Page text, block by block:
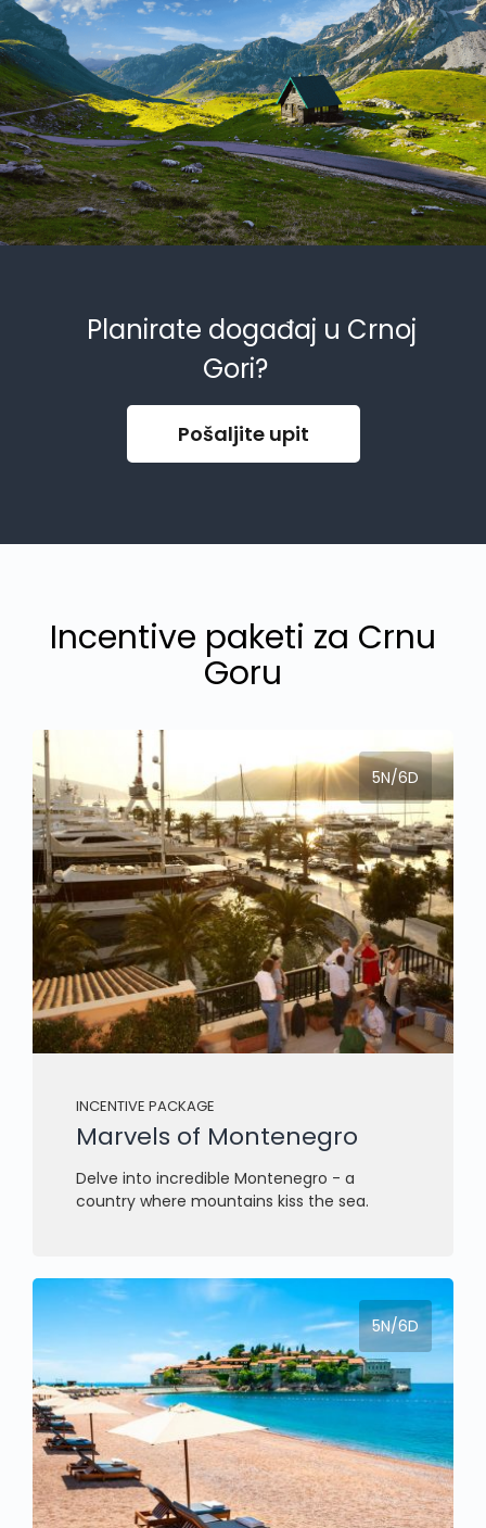
Planirate događaj u Crnoj
Gori?
Pošaljite upit
Incentive paketi za Crnu
Goru
5N/6D
INCENTIVE PACKAGE
Marvels of Montenegro
Delve into incredible Montenegro - a
country where mountains kiss the sea.
5N/6D